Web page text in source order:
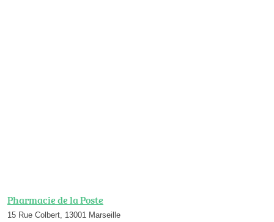
Pharmacie de la Poste
15 Rue Colbert, 13001 Marseille